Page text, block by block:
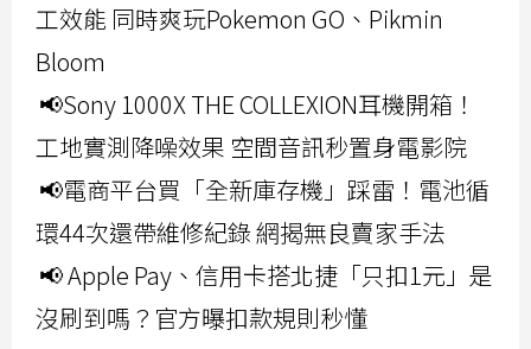
工效能 同時爽玩Pokemon GO、Pikmin
Bloom
📢Sony 1000X THE COLLEXION耳機開箱！
工地實測降噪效果 空間音訊秒置身電影院
📢電商平台買「全新庫存機」踩雷！電池循
環44次還帶維修紀錄 網揭無良賣家手法
📢 Apple Pay、信用卡搭北捷「只扣1元」是
沒刷到嗎？官方曝扣款規則秒懂